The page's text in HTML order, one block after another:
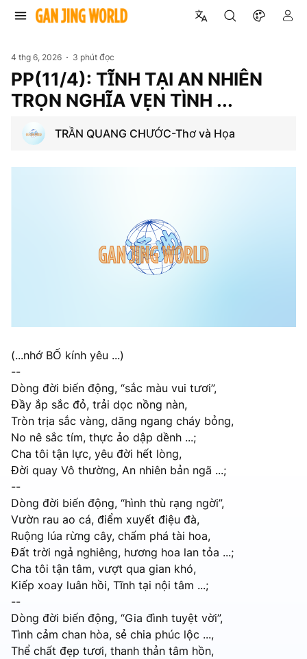
4 thg 6, 2026 3 phút đọc
PP(11/4): TĨNH TẠI AN NHIÊN
TRỌN NGHĨA VẸN TÌNH ...
TRẦN QUANG CHƯỚC-Thơ và Họa
(...nhớ BỐ kính yêu ...)
--
Dòng đời biến động, “sắc màu vui tươi”,
Đầy ắp sắc đỏ, trải dọc nồng nàn,
Tròn trịa sắc vàng, dăng ngang cháy bỏng,
No nê sắc tím, thực ảo dập dềnh ...;
Cha tôi tận lực, yêu đời hết lòng,
Đời quay Vô thường, An nhiên bản ngã ...;
--
Dòng đời biến động, “hình thù rạng ngời”,
Vườn rau ao cá, điểm xuyết điệu đà,
Ruộng lúa rừng cây, chấm phá tài hoa,
Đất trời ngả nghiêng, hương hoa lan tỏa ...;
Cha tôi tận tâm, vượt qua gian khó,
Kiếp xoay luân hồi, Tĩnh tại nội tâm ...;
--
Dòng đời biến động, “Gia đình tuyệt vời”,
Tình cảm chan hòa, sẻ chia phúc lộc ...,
Thể chất đẹp tươi, thanh thản tâm hồn,